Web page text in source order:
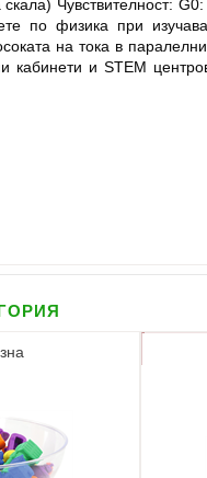
Чувствителност:
по физика при
на тока в
и STEM